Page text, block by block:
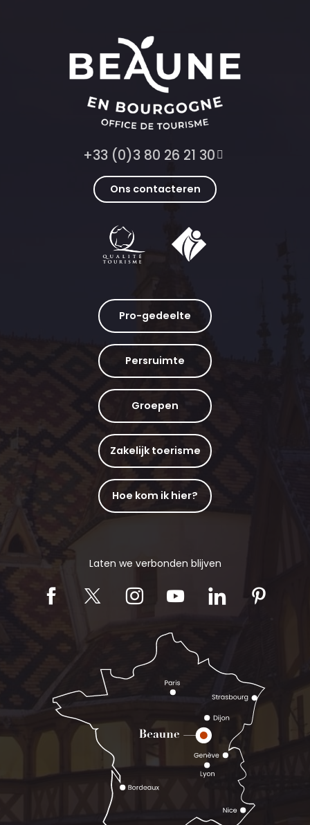
+33 (0)3 80 26 21 30
Ons contacteren
Pro-gedeelte
Persruimte
Groepen
Zakelijk toerisme
Hoe kom ik hier?
Laten we verbonden blijven